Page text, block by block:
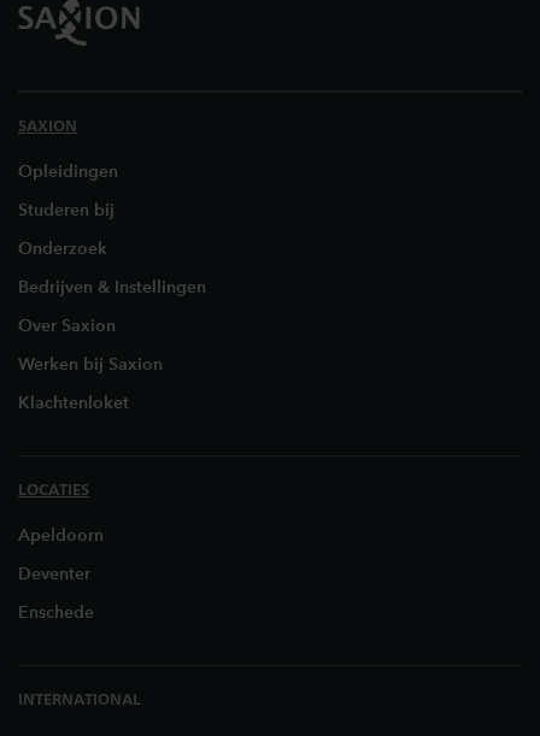
SAXION
Opleidingen
Studeren bij
Onderzoek
Bedrijven & Instellingen
Over Saxion
Werken bij Saxion
Klachtenloket
LOCATIES
Apeldoorn
Deventer
Enschede
INTERNATIONAL